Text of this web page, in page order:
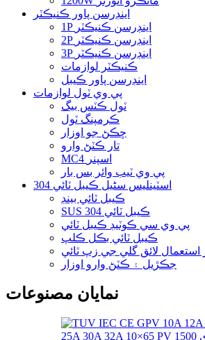
اينڊرسن پاور ڪنيڪٽر
1P اينڊرسن ڪنيڪٽر
2P اينڊرسن ڪنيڪٽر
3P اينڊرسن ڪنيڪٽر
ڪنيڪٽر لوازمات
اينڊرسن پاور ڪيبل
پي وي ٽول لوازمات
ٽول ڪٽس بيگ
ڪرمپنگ ٽول
ڇڪڻ جو اوزار
تار ڪٽڻ وارو
MC4 اسپنر
پي وي ٽيب وائر بس بار
304 اسٽينلیس سٹیل ڪيبل ٽائي
ڪيبل ٽائي بينڊ
SUS 304 ڪيبل ٽائي
پي وي سي ڪوٽيڊ ڪيبل ٽائي
ڪيبل ٽائي بڪل ڪلپ
استعمال لائق گلي جي زپ ٽائي
جڪڙيل ۽ ڪٽڻ وارو اوزار
نمايان مصنوعات